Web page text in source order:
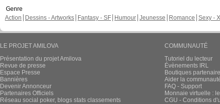
Genre
Action
Dessins - Artworks Fantasy - SF Humour Jeunesse Romance Sexy -
LE PROJET AMILOVA
Présentation du projet Amilova
Revue de presse
Espace Presse
Bannières
Devenir Annonceur
Partenaires Officiels
Réseau social poker, blogs stats classements
COMMUNAUTÉ
Tutoriel du lecteur
Évènements IRL
Boutiques
Aider la
FAQ - Support
Monnaie virtuelle :
CGU - Conditions